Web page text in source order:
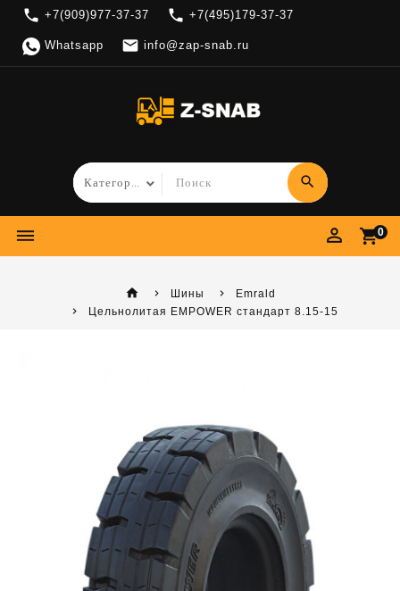
local_phone +7(909)977-37-37 local_phone +7(495)179-37-37
Whatsapp  info@zap-snab.ru
search
perm_identity shopping_cart0
dehaze
home Шины
Emrald
Цельнолитая EMPOWER стандарт 8.15-15